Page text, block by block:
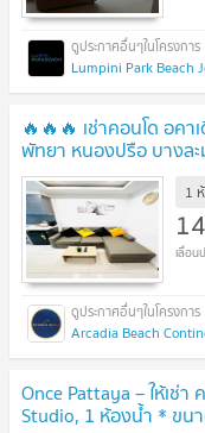
Lumpini Park Beach
🔥🔥🔥 เช่าคอนโด อค
พัทยา หนองปรือ บางล
@connexproperty ตอ
1
Arcadia Beach
Once Pattaya – ให้เช่
Studio, 1 ห้องน้ำ * ขน